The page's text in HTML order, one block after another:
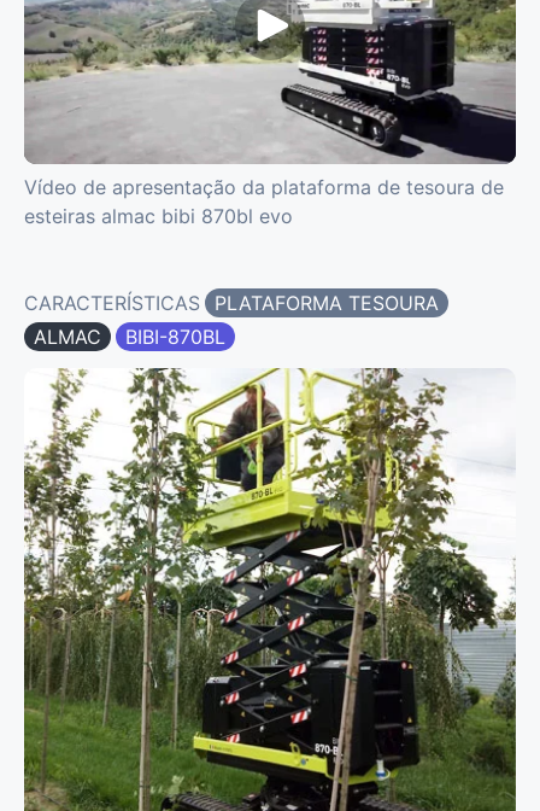
Vídeo de apresentação da plataforma de tesoura de
esteiras almac bibi 870bl evo
CARACTERÍSTICAS
PLATAFORMA TESOURA
ALMAC
BIBI-870BL